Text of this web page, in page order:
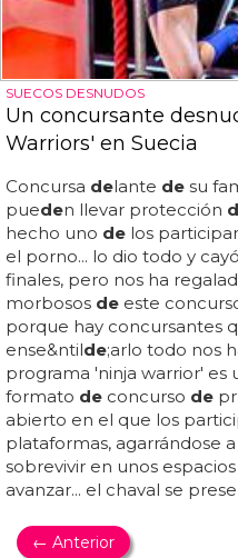
SUECOS DESNUDOS
Un concursante
Warriors' en Suecia
Concursa delante de su
pueden llevar protección
hecho uno de los
el porno... lo dio todo y
finales, pero nos ha
morbosos de este
porque hay concursantes
ense&ntilde;arlo todo nos
programa 'ninja warrior' es
formato de concurso de
abierto en el que los
plataformas, agarrándose
sobrevivir en unos
avanzar... el chaval se
← Anterior